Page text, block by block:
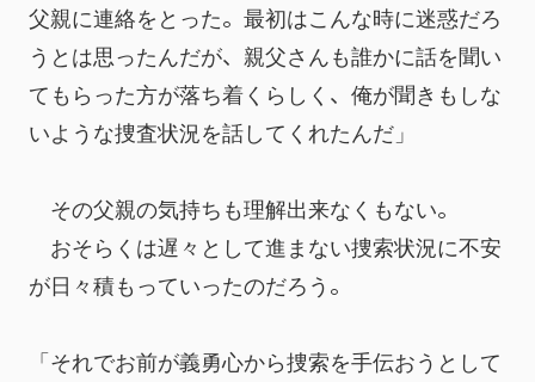
父親に連絡をとった。最初はこんな時に迷惑だろ
うとは思ったんだが、親父さんも誰かに話を聞い
てもらった方が落ち着くらしく、俺が聞きもしな
いような捜査状況を話してくれたんだ」
その父親の気持ちも理解出来なくもない。
おそらくは遅々として進まない捜索状況に不安
が日々積もっていったのだろう。
「それでお前が義勇心から捜索を手伝おうとして